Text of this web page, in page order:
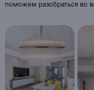
поможем разобраться во